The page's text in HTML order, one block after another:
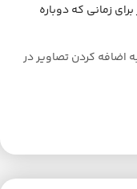
زمانی که دوباره
اضافه کردن تصاویر در